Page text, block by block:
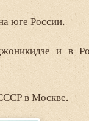
юге России.
и в
в Москве.